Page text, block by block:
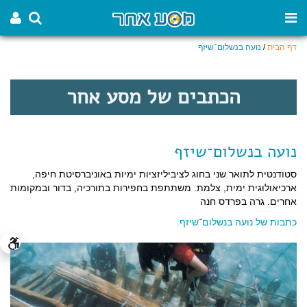
דף הבית/ נועה בנשלום־שיזף
הכתבים של מסע אחר
נועה בנשלום־שיזף
סטודנטית לתואר שני בחוג לציביליזציות ימיות באוניברסיטת חיפה,
ארכיאולוגית ימית, צלמת. משתתפת בחפירות בתורכיה, בדור ובמקומות
אחרים. גרה בפרדס חנה
כתבות של נועה בנשלום־שיזף: